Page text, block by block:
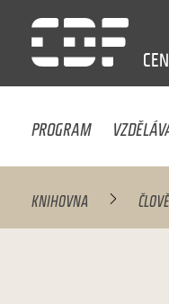
PROGRAM
KNIHOVNA